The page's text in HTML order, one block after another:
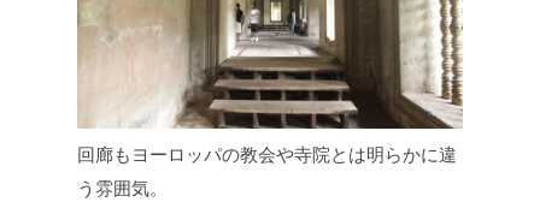
回廊もヨーロッパの教会や寺院とは明らかに違
う雰囲気。